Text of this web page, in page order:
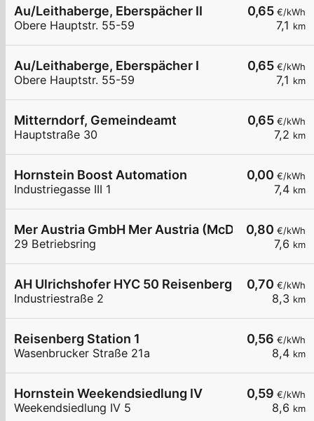
0,65 €/kWh
7,1 km
Au/Leithaberge, Eberspächer II
Obere Hauptstr. 55-59
0,65 €/kWh
7,1 km
Au/Leithaberge, Eberspächer I
Obere Hauptstr. 55-59
0,65 €/kWh
7,2 km
Mitterndorf, Gemeindeamt
Hauptstraße 30
0,00 €/kWh
7,4 km
Hornstein Boost Automation
Industriegasse III 1
0,80 €/kWh
7,6 km
Mer Austria GmbH Mer Austria (McD) -
29 Betriebsring
0,70 €/kWh
8,3 km
AH Ulrichshofer HYC 50 Reisenberg
Industriestraße 2
0,56 €/kWh
8,4 km
Reisenberg Station 1
Wasenbrucker Straße 21a
0,59 €/kWh
8,6 km
Hornstein Weekendsiedlung IV
Weekendsiedlung IV 5